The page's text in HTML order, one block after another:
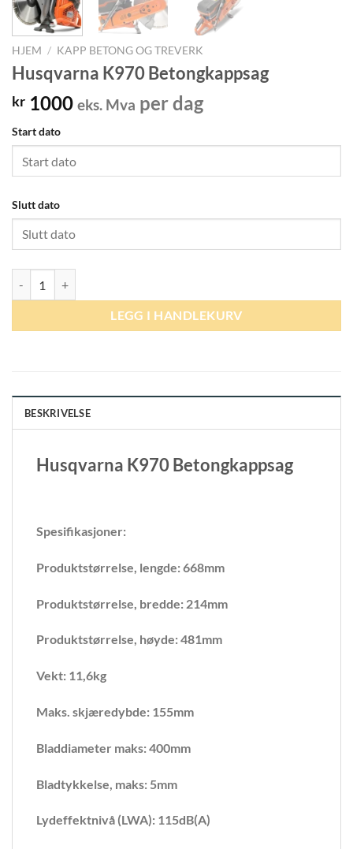
HJEM / KAPP BETONG OG TREVERK
Husqvarna K970 Betongkappsag
kr 1000 eks. Mva per dag
Start dato
Slutt dato
LEGG I HANDLEKURV
BESKRIVELSE
Husqvarna K970 Betongkappsag
Spesifikasjoner:
Produktstørrelse, lengde: 668mm
Produktstørrelse, bredde: 214mm
Produktstørrelse, høyde: 481mm
Vekt: 11,6kg
Maks. skjæredybde: 155mm
Bladdiameter maks: 400mm
Bladtykkelse, maks: 5mm
Lydeffektnivå (LWA): 115dB(A)